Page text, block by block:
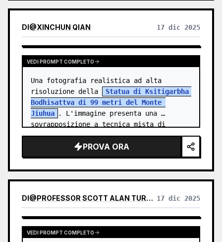
DI@XINCHUN QIAN 17 dic 2025
VEDI PROMPT COMPLETO
Una fotografia realistica ad alta
risoluzione della
Statua di Ksitigarbha
Bodhisattva di 99 metri del Monte
Jiuhua
. L'immagine presenta una
sovrapposizione a tecnica mista di
schemi tecnici e diagrammi
ingegneristici bia…PROVA ORA
DI@PROFESSOR SCOTT ALAN TURNER ★ 17 dic 2025
VEDI PROMPT COMPLETO